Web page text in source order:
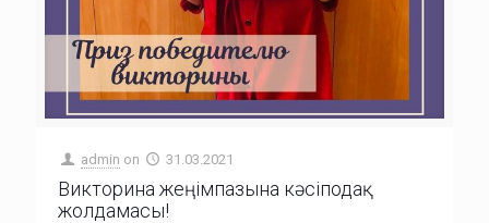
admin on 31.03.2021
Викторина жеңімпазына кәсіподақ
жолдамасы!